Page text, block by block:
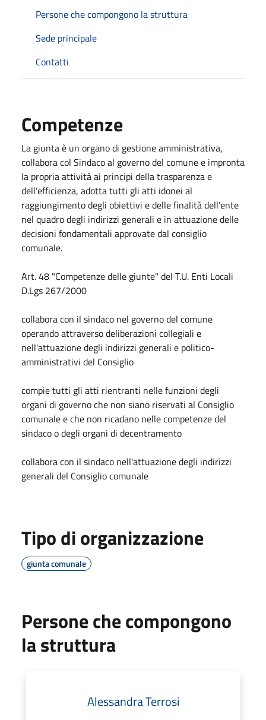
Persone che compongono la struttura
Sede principale
Contatti
Competenze
La giunta è un organo di gestione amministrativa,
collabora col Sindaco al governo del comune e impronta
la propria attività ai principi della trasparenza e
dell’efficienza, adotta tutti gli atti idonei al
raggiungimento degli obiettivi e delle finalità dell’ente
nel quadro degli indirizzi generali e in attuazione delle
decisioni fondamentali approvate dal consiglio
comunale.
Art. 48 "Competenze delle giunte" del T.U. Enti Locali
D.Lgs 267/2000
collabora con il sindaco nel governo del comune
operando attraverso deliberazioni collegiali e
nell'attuazione degli indirizzi generali e politico-
amministrativi del Consiglio
compie tutti gli atti rientranti nelle funzioni degli
organi di governo che non siano riservati al Consiglio
comunale e che non ricadano nelle competenze del
sindaco o degli organi di decentramento
collabora con il sindaco nell'attuazione degli indirizzi
generali del Consiglio comunale
Tipo di organizzazione
giunta comunale
Persone che compongono
la struttura
Alessandra Terrosi